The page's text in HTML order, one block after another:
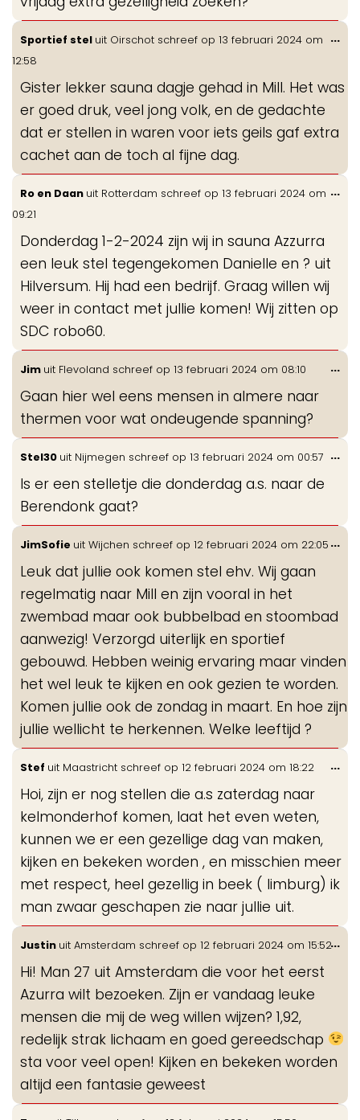
Sportief stel uit Oirschot schreef op 13 februari 2024 om
12:58
Gister lekker sauna dagje gehad in Mill. Het was
er goed druk, veel jong volk, en de gedachte
dat er stellen in waren voor iets geils gaf extra
cachet aan de toch al fijne dag.
...
Ro en Daan uit Rotterdam schreef op 13 februari 2024 om
09:21
Donderdag 1-2-2024 zijn wij in sauna Azzurra
een leuk stel tegengekomen Danielle en ? uit
Hilversum. Hij had een bedrijf. Graag willen wij
weer in contact met jullie komen! Wij zitten op
SDC robo60.
...
Jim uit Flevoland schreef op 13 februari 2024 om 08:10
Gaan hier wel eens mensen in almere naar
thermen voor wat ondeugende spanning?
...
Stel30 uit Nijmegen schreef op 13 februari 2024 om 00:57
Is er een stelletje die donderdag a.s. naar de
Berendonk gaat?
...
JimSofie uit Wijchen schreef op 12 februari 2024 om 22:05
Leuk dat jullie ook komen stel ehv. Wij gaan
regelmatig naar Mill en zijn vooral in het
zwembad maar ook bubbelbad en stoombad
aanwezig! Verzorgd uiterlijk en sportief
gebouwd. Hebben weinig ervaring maar vinden
het wel leuk te kijken en ook gezien te worden.
Komen jullie ook de zondag in maart. En hoe zijn
jullie wellicht te herkennen. Welke leeftijd ?
...
Stef uit Maastricht schreef op 12 februari 2024 om 18:22
Hoi, zijn er nog stellen die a.s zaterdag naar
kelmonderhof komen, laat het even weten,
kunnen we er een gezellige dag van maken,
kijken en bekeken worden , en misschien meer
met respect, heel gezellig in beek ( limburg) ik
man zwaar geschapen zie naar jullie uit.
...
Justin uit Amsterdam schreef op 12 februari 2024 om 15:52
Hi! Man 27 uit Amsterdam die voor het eerst
Azurra wilt bezoeken. Zijn er vandaag leuke
mensen die mij de weg willen wijzen? 1,92,
redelijk strak lichaam en goed gereedschap
sta voor veel open! Kijken en bekeken worden
altijd een fantasie geweest
...